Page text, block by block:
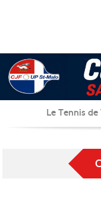
Le Tennis
Panneau de gestion